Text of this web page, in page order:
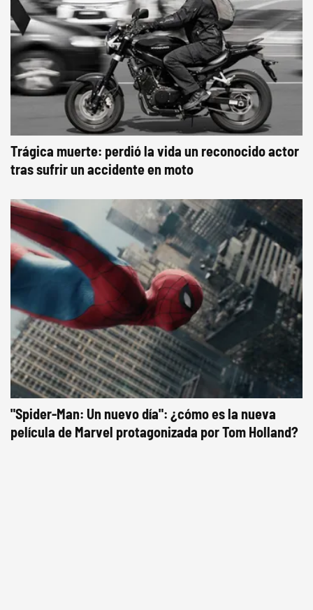
Trágica muerte: perdió la vida un reconocido actor
tras sufrir un accidente en moto
"Spider-Man: Un nuevo día": ¿cómo es la nueva
película de Marvel protagonizada por Tom Holland?